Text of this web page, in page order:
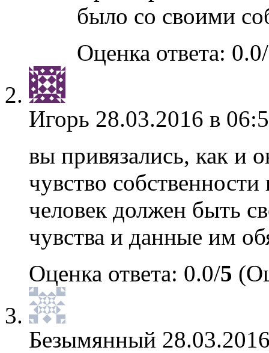
было со своими
Оценка ответа: 0.0/
Игорь 28.03.2016 в
вы привязались, как и
чувство
человек должен быть
чувства и данные им
Оценка ответа: 0.0/5
Безымянный